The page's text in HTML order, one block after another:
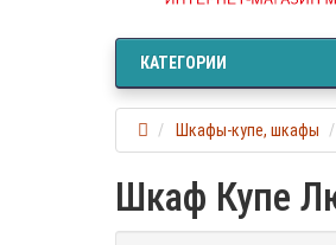
КАТЕГОРИИ
Шкафы-купе, шкафы
Шкаф Купе